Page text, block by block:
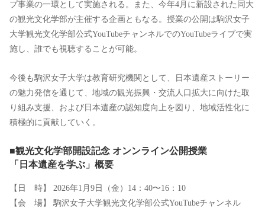
プ事業の⼀環として実施される。また、今年4⽉に新設された同⼤
の観光⽂化学部が主催する企画ともなる。授業の公開は駒沢⼥⼦
⼤学観光⽂化学部公式YouTubeチャンネルでのYouTubeライブで実
施し、誰でも視聴することが可能。
今後も駒沢⼥⼦⼤学は教育研究機関として、⽇本遺産ストーリー
の魅⼒発信を通じて、地域の観光振興・交流⼈⼝拡⼤に向けた取
り組み⽀援、および⽇本遺産の認知度向上を図り、地域活性化に
積極的に貢献していく。
■観光⽂化学部開設記念 オンンライン公開授業
「⽇本遺産を学ぶ」概要
【⽇ 時】 2026年1⽉9⽇（⾦）14：40〜16：10
【会 場】 駒沢⼥⼦⼤学観光⽂化学部公式YouTubeチャンネル